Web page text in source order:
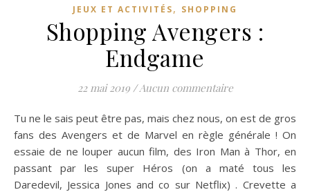
JEUX ET ACTIVITÉS, SHOPPING
Shopping Avengers :
Endgame
22 mai 2019 / Aucun commentaire
Tu ne le sais peut être pas, mais chez nous, on est de gros
fans des Avengers et de Marvel en règle générale ! On
essaie de ne louper aucun film, des Iron Man à Thor, en
passant par les super Héros (on a maté tous les
Daredevil, Jessica Jones and co sur Netflix) . Crevette a